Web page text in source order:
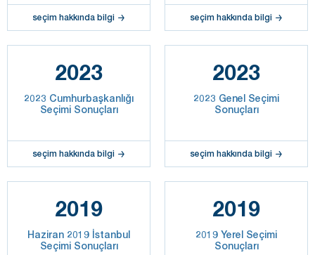
seçim hakkında bilgi seçim hakkında bilgi
2023
2023 Cumhurbaşkanlığı
Seçimi Sonuçları
seçim hakkında bilgi
2023
2023 Genel Seçimi
Sonuçları
seçim hakkında bilgi
2019
Haziran 2019 İstanbul
Seçimi Sonuçları
2019
2019 Yerel Seçimi
Sonuçları